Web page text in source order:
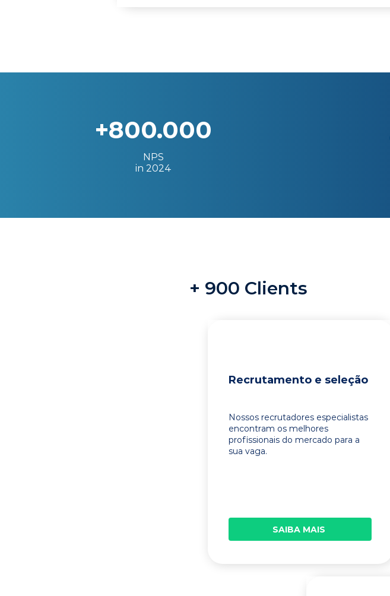
+800.000
NPS
in 2024
+ 900 Clients
Recrutamento e seleção
Nossos recrutadores especialistas
encontram os melhores
profissionais do mercado para a
sua vaga.
SAIBA MAIS